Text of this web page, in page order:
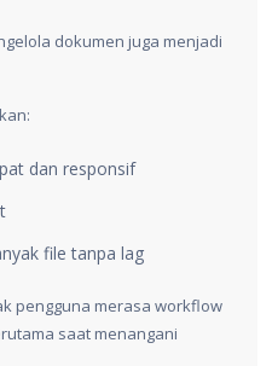
dokumen juga menjadi
dan responsif
file tanpa lag
pengguna merasa workflow
saat menangani